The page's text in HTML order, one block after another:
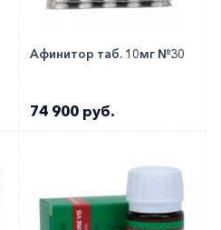
Афинитор таб. 10мг №30
74 900 руб.